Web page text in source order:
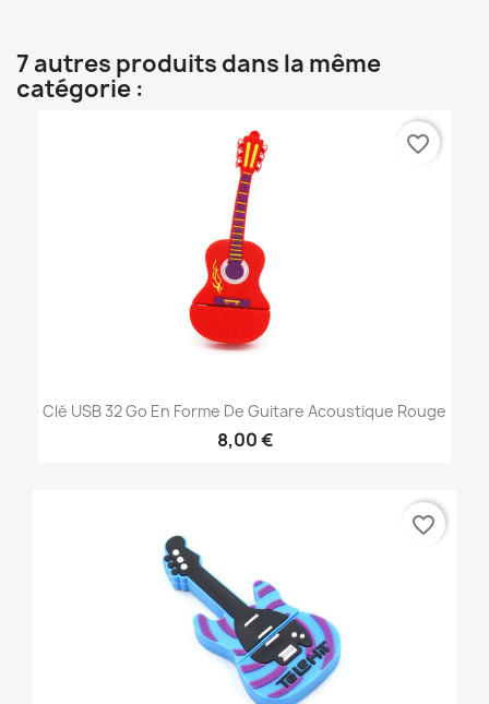
7 autres produits dans la même
catégorie :
Clé USB 32 Go En Forme De Guitare Acoustique Rouge
8,00 €
favorite_border
favorite_border